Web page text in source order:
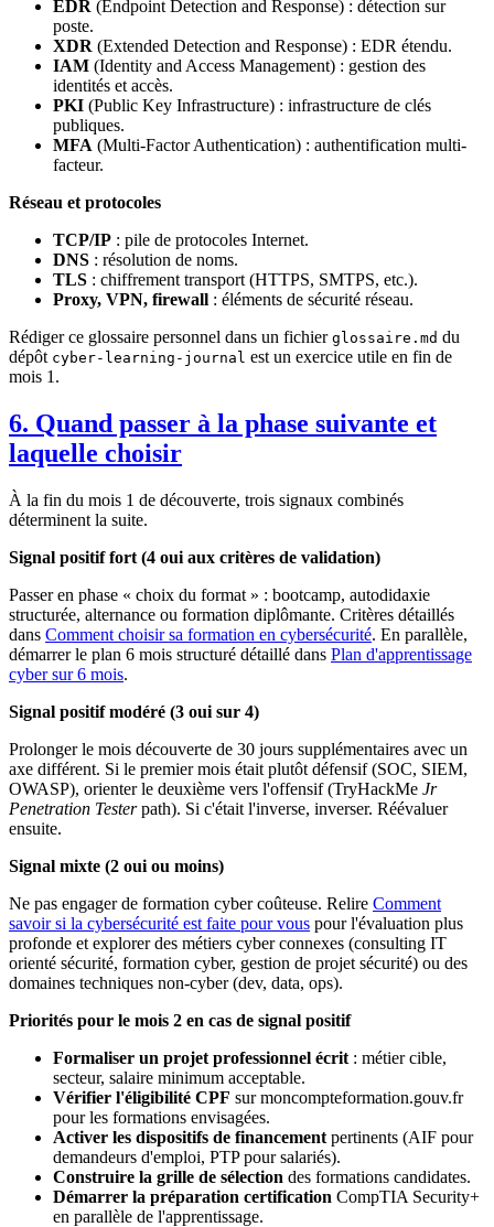
EDR (Endpoint Detection and Response) : détection sur
poste.
XDR (Extended Detection and Response) : EDR étendu.
IAM (Identity and Access Management) : gestion des
identités et accès.
PKI (Public Key Infrastructure) : infrastructure de clés
publiques.
MFA (Multi-Factor Authentication) : authentification multi-
facteur.
Réseau et protocoles
TCP/IP : pile de protocoles Internet.
DNS : résolution de noms.
TLS : chiffrement transport (HTTPS, SMTPS, etc.).
Proxy, VPN, firewall : éléments de sécurité réseau.
Rédiger ce glossaire personnel dans un fichier glossaire.md du
dépôt cyber-learning-journal est un exercice utile en fin de
mois 1.
6. Quand passer à la phase suivante et
laquelle choisir
À la fin du mois 1 de découverte, trois signaux combinés
déterminent la suite.
Signal positif fort (4 oui aux critères de validation)
Passer en phase « choix du format » : bootcamp, autodidaxie
structurée, alternance ou formation diplômante. Critères détaillés
dans Comment choisir sa formation en cybersécurité. En parallèle,
démarrer le plan 6 mois structuré détaillé dans Plan d'apprentissage
cyber sur 6 mois.
Signal positif modéré (3 oui sur 4)
Prolonger le mois découverte de 30 jours supplémentaires avec un
axe différent. Si le premier mois était plutôt défensif (SOC, SIEM,
OWASP), orienter le deuxième vers l'offensif (TryHackMe Jr
Penetration Testerpath). Si c'était l'inverse, inverser. Réévaluer
ensuite.
Signal mixte (2 oui ou moins)
Ne pas engager de formation cyber coûteuse. Relire Comment
savoir si la cybersécurité est faite pour vous pour l'évaluation plus
profonde et explorer des métiers cyber connexes (consulting IT
orienté sécurité, formation cyber, gestion de projet sécurité) ou des
domaines techniques non-cyber (dev, data, ops).
Priorités pour le mois 2 en cas de signal positif
Formaliser un projet professionnel écrit : métier cible,
secteur, salaire minimum acceptable.
Vérifier l'éligibilité CPF sur moncompteformation.gouv.fr
pour les formations envisagées.
Activer les dispositifs de financement pertinents (AIF pour
demandeurs d'emploi, PTP pour salariés).
Construire la grille de sélection des formations candidates.
Démarrer la préparation certification CompTIA Security+
en parallèle de l'apprentissage.